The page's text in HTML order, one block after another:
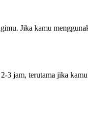
Jika kamu
3 jam, terutama jika